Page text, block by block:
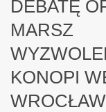
DEBATĘ
MARSZ
KONOPI